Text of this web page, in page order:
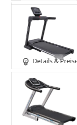
Details & Preise